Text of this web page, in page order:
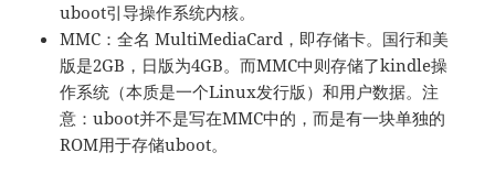
uboot引导操作系统内核。
MMC：全名 MultiMediaCard，即存储卡。国行和美
版是2GB，日版为4GB。而MMC中则存储了kindle操
作系统（本质是一个Linux发行版）和用户数据。注
意：uboot并不是写在MMC中的，而是有一块单独的
ROM用于存储uboot。